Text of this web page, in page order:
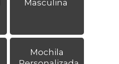
Masculina
Mochila